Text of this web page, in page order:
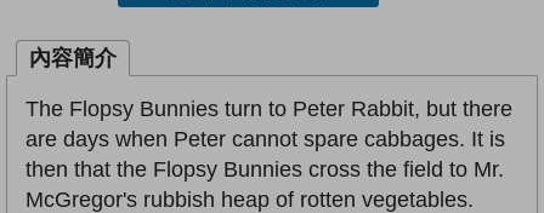
內容簡介
The Flopsy Bunnies turn to Peter Rabbit, but there
are days when Peter cannot spare cabbages. It is
then that the Flopsy Bunnies cross the field to Mr.
McGregor's rubbish heap of rotten vegetables.